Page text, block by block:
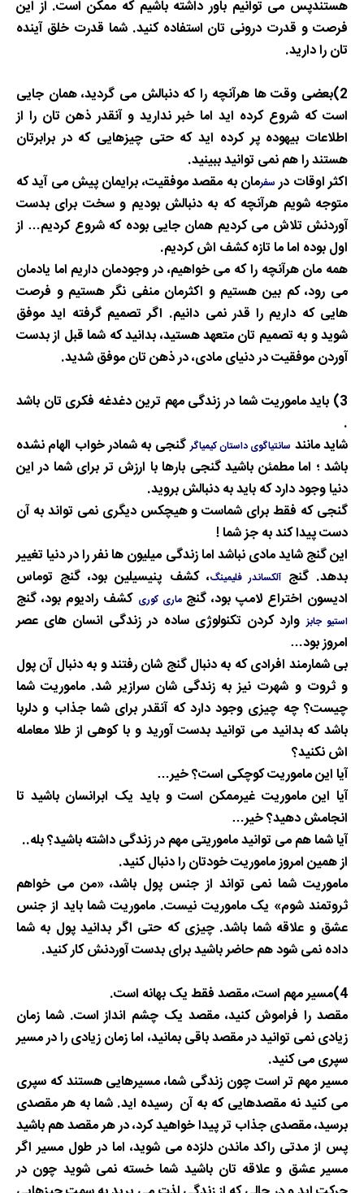
هستندپس می توانیم باور داشته باشیم که ممکن است. از این
فرصت و قدرت درونی تان استفاده کنید. شما قدرت خلق آینده
تان را دارید.
2)بعضی وقت ها هرآنچه را که دنبالش می گردید، همان جایی
است که شروع کرده اید اما خبر ندارید و آنقدر ذهن تان را از
اطلاعات بیهوده پر کرده اید که حتی چیزهایی که در برابرتان
هستند را هم نمی توانید ببینید.
اکثر اوقات در سفرمان به مقصد موفقیت، برایمان پیش می آید که
متوجه شویم هرآنچه که به دنبالش بودیم و سخت برای بدست
آوردنش تلاش می کردیم همان جایی بوده که شروع کردیم… از
اول بوده اما ما تازه کشف اش کردیم.
همه مان هرآنچه را که می خواهیم، در وجودمان داریم اما یادمان
می رود، کم بین هستیم و اکثرمان منفی نگر هستیم و فرصت
هایی که داریم را قدر نمی دانیم. اگر تصمیم گرفته اید موفق
شوید و به تصمیم تان متعهد هستید، بدانید که شما قبل از بدست
آوردن موفقیت در دنیای مادی، در ذهن تان موفق شدید.
3) باید
ماموریت شما در زندگی مهم ترین دغدغه فکری تان باشد
.
شاید مانند سانتیاگوی داستان کیمیاگر گنجی به شمادر خواب الهام نشده
باشد ؛ اما مطمئن باشید گنجی بارها با ارزش تر برای شما در این
دنیا وجود دارد که باید به دنبالش بروید.
گنجی که فقط برای شماست و هیچکس دیگری نمی تواند به آن
دست پیدا کند به جز شما!
این گنج شاید مادی نباشد اما زندگی میلیون ها نفر را در دنیا تغییر
بدهد. گنجآلکساندر فلیمینگ، کشف پنیسیلین بود، گنج توماس
ادیسون اختراع لامپ بود، گنجماری کوری کشف رادیوم بود، گنج
استیو جابز وارد کردن تکنولوژی ساده در زندگی انسان های عصر
امروز بود…
بی شمارمند افرادی که به دنبال گنج شان رفتند و به دنبال آن پول
و ثروت و شهرت نیز به زندگی شان سرازیر شد. ماموریت شما
چیست؟ چه چیزی وجود دارد که آنقدر برای شما جذاب و دلربا
باشد که بدانید می توانید بدست آورید و با کوهی از طلا معامله
اش نکنید؟
آیا این ماموریت کوچکی است؟ خیر…
آیا این ماموریت غیرممکن است و باید یک ابرانسان باشید تا
انجامش دهید؟ خیر…
آیا شما هم می توانید ماموریتی مهم در زندگی داشته باشید؟ بله..
از همین امروز ماموریت خودتان را دنبال کنید.
ماموریت شما نمی تواند از جنس پول باشد، «من می خواهم
ثروتمند شوم» یک ماموریت نیست. ماموریت شما باید از جنس
عشق و علاقه شما باشد. چیزی که حتی اگر بدانید پول به شما
داده نمی شود هم حاضر باشید برای بدست آوردنش کار کنید.
4)مسیر مهم است، مقصد فقط یک بهانه است
.
مقصد را فراموش کنید، مقصد یک چشم انداز است. شما زمان
زیادی نمی توانید در مقصد باقی بمانید، اما زمان زیادی را در مسیر
سپری می کنید.
مسیر مهم تر است چون زندگی شما، مسیرهایی هستند که سپری
می کنید نه مقصدهایی که به آن رسیده اید. شما به هر مقصدی
برسید، مقصدی جذاب تر پیدا خواهید کرد، در هر مقصد هم باشید
پس از مدتی راکد ماندن دلزده می شوید، اما در طول مسیر اگر
مسیر عشق و علاقه تان باشید شما خسته نمی شوید چون در